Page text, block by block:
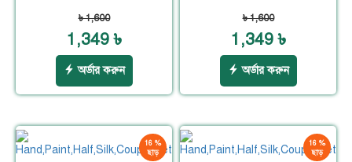
৳ 1,600
1,349 ৳
অর্ডার করুন
৳ 1,600
1,349 ৳
অর্ডার করুন
16 %
ছাড়
16 %
ছাড়